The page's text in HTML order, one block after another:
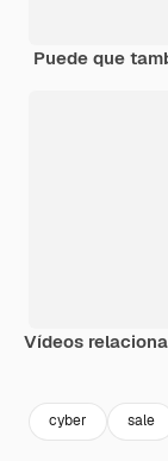
Puede que
Vídeos
cyber sale